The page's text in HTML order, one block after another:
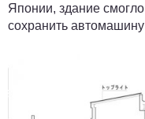
Японии, здание
сохранить